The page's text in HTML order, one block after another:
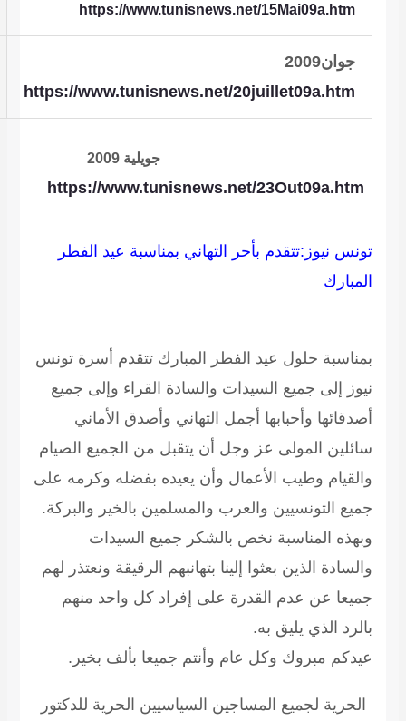
https://www.tunisnews.net/15Mai09a.htm
جوان2009
https://www.tunisnews.net/20juillet09a.htm
جويلية 2009
https://www.tunisnews.net/23Out09a.htm
تونس نيوز:تتقدم بأحر التهاني بمناسبة عيد الفطر
المبارك
بمناسبة حلول عيد الفطر المبارك تتقدم أسرة تونس
نيوز إلى جميع السيدات والسادة القراء وإلى جميع
أصدقائها وأحبابها أجمل التهاني وأصدق الأماني
سائلين المولى عز وجل أن يتقبل من الجميع الصيام
والقيام وطيب الأعمال وأن يعيده بفضله وكرمه على
جميع التونسيين والعرب والمسلمين بالخير والبركة.
وبهذه المناسبة نخص بالشكر جميع السيدات
والسادة الذين بعثوا إلينا بتهانبهم الرقيقة ونعتذر لهم
جميعا عن عدم القدرة على إفراد كل واحد منهم
بالرد الذي يليق به.
عيدكم مبروك وكل عام وأنتم جميعا بألف بخير.
الحرية لجميع المساجين السياسيين الحرية للدكتور